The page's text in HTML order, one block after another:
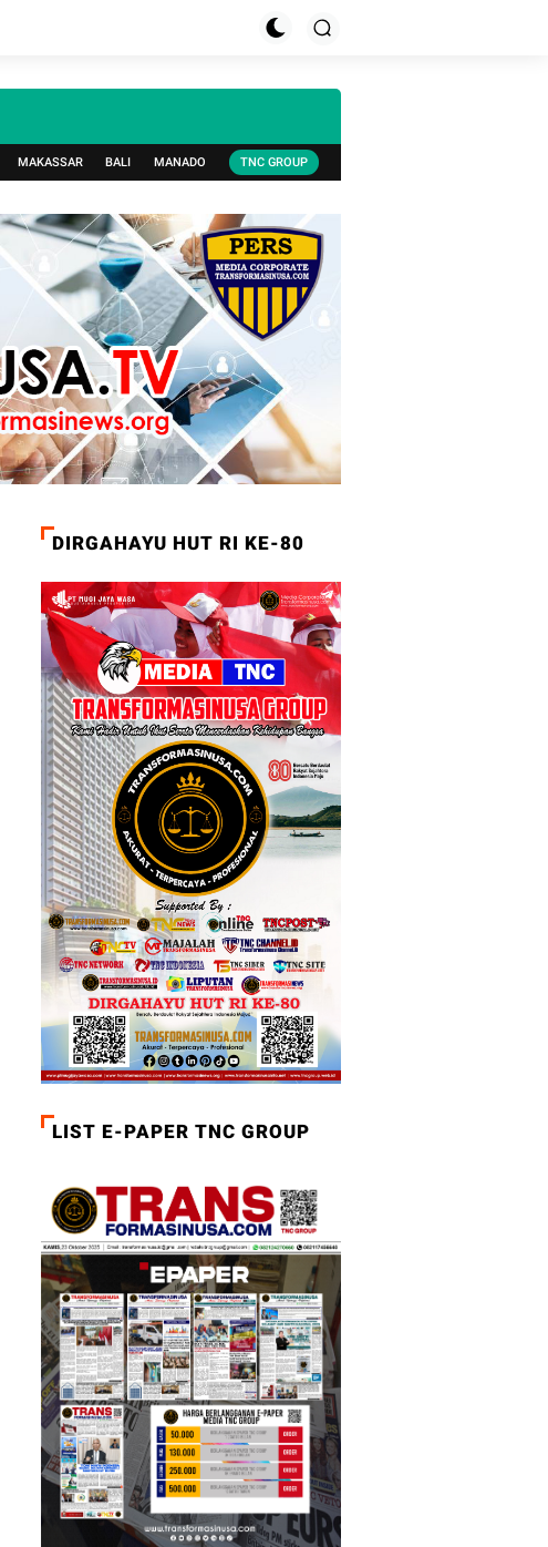
MAKASSAR BALI MANADO TNC GROUP
DIRGAHAYU HUT RI KE-80
LIST E-PAPER TNC GROUP